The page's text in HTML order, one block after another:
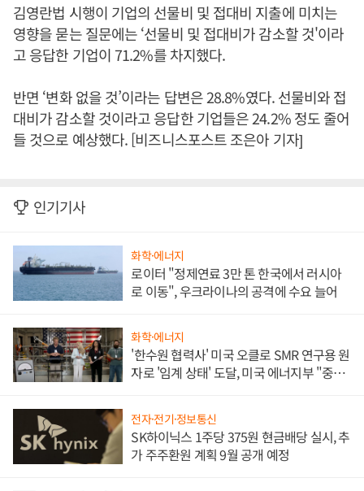
김영란법 시행이 기업의 선물비 및 접대비 지출에 미치는
영향을 묻는 질문에는 ‘선물비 및 접대비가 감소할 것'이라
고 응답한 기업이 71.2%를 차지했다.
반면 ‘변화 없을 것’이라는 답변은 28.8%였다. 선물비와 접
대비가 감소할 것이라고 응답한 기업들은 24.2% 정도 줄어
들 것으로 예상했다. [비즈니스포스트 조은아 기자]
인기기사
화학·에너지
로이터 "정제연료 3만 톤 한국에서 러시아
로 이동", 우크라이나의 공격에 수요 늘어
화학·에너지
'한수원 협력사' 미국 오클로 SMR 연구용 원
자로 '임계 상태' 도달, 미국 에너지부 "중요
전자·전기·정보통신
SK하이닉스 1주당 375원 현금배당 실시, 추
가 주주환원 계획 9월 공개 예정